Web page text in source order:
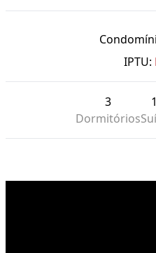
IPTU:
3
Dormitórios
1